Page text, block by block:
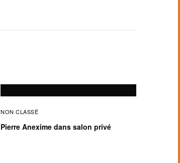
NON CLASSÉ
Pierre Anexime dans salon privé